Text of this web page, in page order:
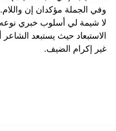
وفي الجملة مؤكدان إن واللام.
غير إكرام الضيف.